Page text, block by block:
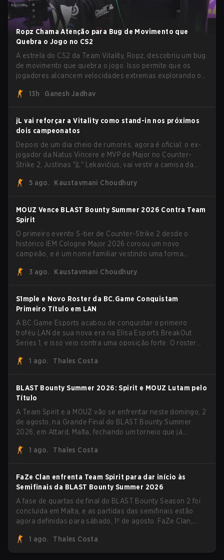
Ropz Chama Atenção para Bug de Movimento que
Quebra o Jogo no CS2
A estrela do CS2 da Team Vitality, Ropz, descobriu um bug
de movimento que quebra o jogo. Isso permite que os
jogadores alcancem velocidades extremas explorando o
13h
Ganesh Jadhav
jL vai reforçar a Vitality como stand-in nos próximos
dois campeonatos
Depois de um dia cheio de rumores, agora é oficial: o ex-
jogador da Natus Vincere e MVP de Major no Counter-
Strike 2, Justinas "jL" Lekavičius, vai vestir a camisa da
Bucharest.
5 ago. Kaustavmani Choudhury
MOUZ Vence BLAST Bounty Summer 2026 Contra Team
Spirit
O primeiro evento S-tier de Counter-Strike 2 desde o
histórico IEM Cologne Major 2026 coroou um novo
campeão, e é um nome familiar vestindo uma forma
shuffles, avançou pela Team Spirit em uma série
3 ago. Kaustavmani Choudhury
S1mple e Novo Roster da BC.Game Conquistam
Primeiro Título em LAN
A BC.Game Esports acabou de conquistar o primeiro
troféu LAN de sua nova era na Elisa Esports BreakOut
Series 1, e isso veio contra uma oposição forte. O roster
campanha com cinco vitórias seguidas e uma varrida
1 ago. Thales Costa
BLAST Bounty Summer 2026: Spirit e MOUZ Lutam pelo
Título
A Team Spirit e a MOUZ vão se enfrentar neste domingo, 2
de agosto, na Grande Final do BLAST Bounty Summer
2026, em Attard, Malta, fechando um torneio que já
1 ago.
Thales Costa
FaZe Clan enfrenta Team Spirit para dar início às
Semifinais da BLAST Bounty Summer 2026
A fase de quartas de final do BLAST Bounty Season 2 foi
concluída em Malta, e as partidas das semifinais estão
agora definidas para sábado, 1º de agosto. FaZe Clan,
ainda lutando pelo troféu, enquanto paiN Gaming se
tornou a última equipe eliminada da chave.
1 ago. Thales Costa